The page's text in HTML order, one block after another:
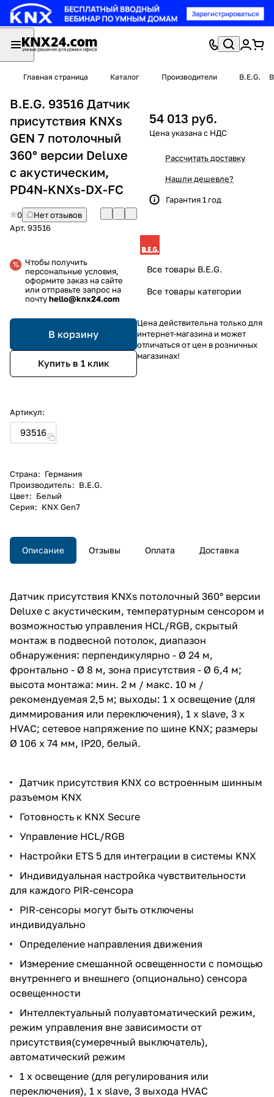
Главная страница Каталог Производители B.E.G.
B.E.G. 93516 Датчик
присутствия KNXs
GEN 7 потолочный
360° версии Deluxe
с акустическим,
PD4N-KNXs-DX-FC
0
Нет отзывов
Арт. 93516
Чтобы получить
персональные условия,
оформите заказ на сайте
или отправьте запрос на
почтуhello@knx24.com
В корзину
Купить в 1 клик
Артикул:
93516
Страна: Германия
Производитель: B.E.G.
Цвет: Белый
Серия: KNX Gen7
54 013 руб.
Рассчитать доставку
Нашли дешевле?
Гарантия 1 год
Все товары B.E.G.
Все товары категории
Цена действительна только для
интернет-магазина и может
отличаться от цен в розничных
магазинах!
Описание Отзывы Оплата Доставка
Датчик присутствия KNXs потолочный 360° версии
Deluxe с акустическим, температурным сенсором и
возможностью управления HCL/RGB, скрытый
монтаж в подвесной потолок, диапазон
обнаружения: перпендикулярно - Ø 24 м,
фронтально - Ø 8 м, зона присутствия - Ø 6,4 м;
высота монтажа: мин. 2 м / макс. 10 м /
рекомендуемая 2,5 м; выходы: 1 х освещение (для
диммирования или переключения), 1 х slave, 3 х
HVAC; сетевое напряжение по шине KNX; размеры
Ø 106 x 74 мм, IP20, белый.
Датчик присутствия KNX со встроенным шинным
разъемом KNX
Готовность к KNX Secure
Управление HCL/RGB
Настройки ETS 5 для интеграции в системы KNX
Индивидуальная настройка чувствительности
для каждого PIR-сенсора
PIR-сенсоры могут быть отключены
индивидуально
Определение направления движения
Измерение смешанной освещенности с помощью
внутреннего и внешнего (опционально) сенсора
освещенности
Интеллектуальный полуавтоматический режим,
режим управления вне зависимости от
присутствия(сумеречный выключатель),
автоматический режим
1 х освещение (для регулирования или
переключения), 1 х slave, 3 выхода HVAC